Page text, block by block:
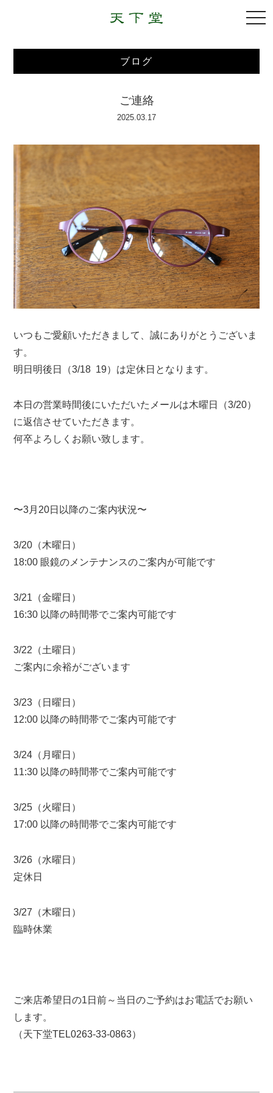
ブログ
ご連絡
2025.03.17
いつもご愛顧いただきまして、誠にありがとうございま
す。
明日明後日（3/18 19）は定休日となります。
本日の営業時間後にいただいたメールは木曜日（3/20）
に返信させていただきます。
何卒よろしくお願い致します。
〜3月20日以降のご案内状況〜
3/20（木曜日）
18:00 眼鏡のメンテナンスのご案内が可能です
3/21（金曜日）
16:30 以降の時間帯でご案内可能です
3/22（土曜日）
ご案内に余裕がございます
3/23（日曜日）
12:00 以降の時間帯でご案内可能です
3/24（月曜日）
11:30 以降の時間帯でご案内可能です
3/25（火曜日）
17:00 以降の時間帯でご案内可能です
3/26（水曜日）
定休日
3/27（木曜日）
臨時休業
ご来店希望日の1日前～当日のご予約はお電話でお願い
します。
（天下堂TEL0263-33-0863）